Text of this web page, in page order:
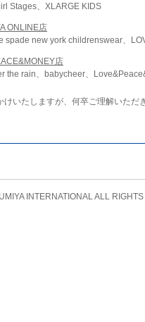
Stages、XLARGE KIDS
ONLINE店
spade new york childrenswear、
店
the rain、babycheer、
いたしますが、何卒ご理解いただ